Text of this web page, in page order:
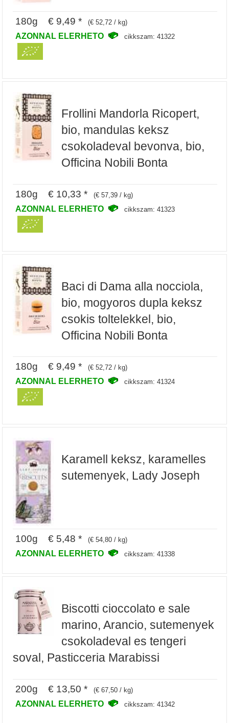
180g € 9,49 * (€ 52,72 / kg)
AZONNAL ELERHETO cikkszam: 41322
Frollini Mandorla Ricopert,
bio, mandulas keksz
csokoladeval bevonva, bio,
Officina Nobili Bonta
180g € 10,33 * (€ 57,39 / kg)
AZONNAL ELERHETO cikkszam: 41323
Baci di Dama alla nocciola,
bio, mogyoros dupla keksz
csokis toltelekkel, bio,
Officina Nobili Bonta
180g € 9,49 * (€ 52,72 / kg)
AZONNAL ELERHETO cikkszam: 41324
Karamell keksz, karamelles
sutemenyek, Lady Joseph
100g € 5,48 * (€ 54,80 / kg)
AZONNAL ELERHETO cikkszam: 41338
Biscotti cioccolato e sale
marino, Arancio, sutemenyek
csokoladeval es tengeri
soval, Pasticceria Marabissi
200g € 13,50 * (€ 67,50 / kg)
AZONNAL ELERHETO cikkszam: 41342